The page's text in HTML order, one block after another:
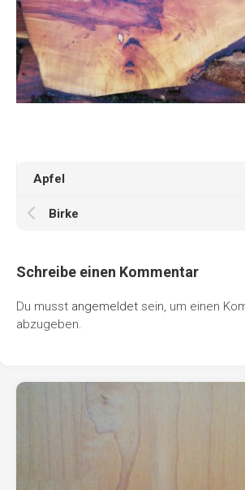
Apfel
Birke
Schreibe einen Kommentar
Du musst angemeldet sein, um einen
abzugeben.